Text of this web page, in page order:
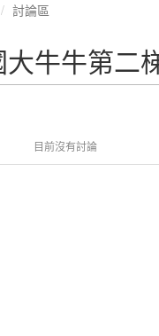
討論區
牛牛第二
目前沒有討論